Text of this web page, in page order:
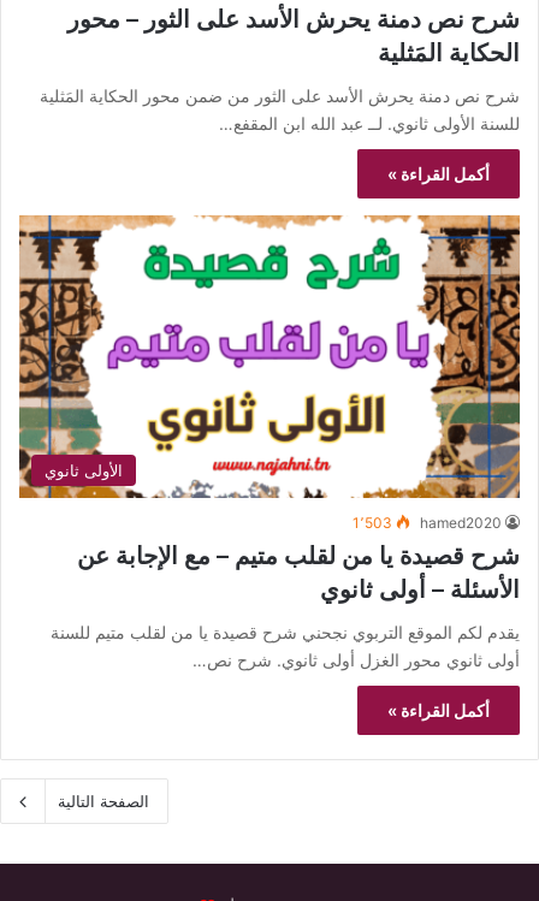
شرح نص دمنة يحرش الأسد على الثور – محور
الحكاية المَثلية
شرح نص دمنة يحرش الأسد على الثور من ضمن محور الحكاية المَثلية
للسنة الأولى ثانوي. لــ عبد الله ابن المقفع…
أكمل القراءة »
الأولى ثانوي
hamed2020 1٬503
شرح قصيدة يا من لقلب متيم – مع الإجابة عن
الأسئلة – أولى ثانوي
يقدم لكم الموقع التربوي نجحني شرح قصيدة يا من لقلب متيم للسنة
أولى ثانوي محور الغزل أولى ثانوي. شرح نص…
أكمل القراءة »
الصفحة التالية